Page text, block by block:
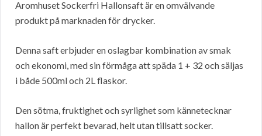
Aromhuset Sockerfri Hallonsaft är en omvälvande
produkt på marknaden för drycker.
Denna saft erbjuder en oslagbar kombination av smak
och ekonomi, med sin förmåga att späda 1 + 32 och säljas
i både 500ml och 2L flaskor.
Den sötma, fruktighet och syrlighet som kännetecknar
hallon är perfekt bevarad, helt utan tillsatt socker.